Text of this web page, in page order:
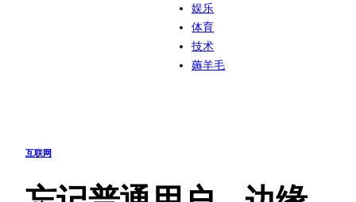
娱乐
体育
技术
薅羊毛
互联网